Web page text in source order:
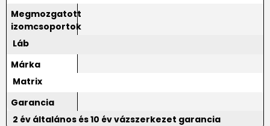
Megmozgatott
izomcsoportok
Láb
Márka
Matrix
Garancia
2 év általános és 10 év vázszerkezet garancia